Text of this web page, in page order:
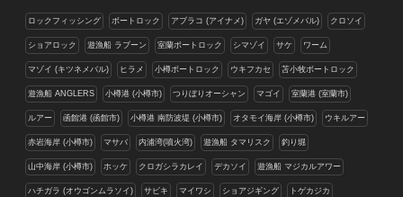
ロックフィッシング ボートロック アブラコ (アイナメ) ガヤ (エゾメバル) クロソイ
ショアロック 遊漁船 ラブーン 室蘭ボートロック シマゾイ サケ ワーム
マゾイ (キツネメバル) ヒラメ 小樽ボートロック ウキフカセ 苫小牧ボートロック
遊漁船 ANGLERS 小樽港 (小樽市) つりぼりオーシャン マゴイ 室蘭港 (室蘭市)
ルアー 函館港 (函館市) 小樽港 南防波堤 (小樽市) オタモイ海岸 (小樽市) ウキルアー
赤岩海岸 (小樽市) マサバ 内浦湾(噴火湾) 遊漁船 タマリスク 釣り堀
山中海岸 (小樽市) ホッケ クロガシラカレイ デカソイ 遊漁船 マジカルアワー
ハチガラ (オウゴンムラソイ) サビキ マイワシ ショアジギング トゲカジカ